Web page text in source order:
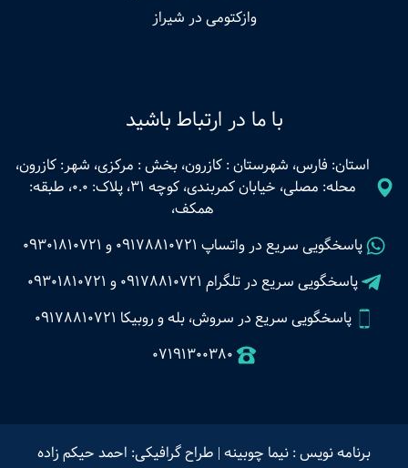
وازکتومی در شیراز
با ما در ارتباط باشید
استان: فارس، شهرستان : کازرون، بخش : مرکزی، شهر: کازرون،
محله: مصلی، خیابان کمربندی، کوچه 31، پلاک: 0.0، طبقه:
همکف،
پاسخگویی سریع در واتساپ 09178810721 و 09301810721
پاسخگویی سریع در تلگرام 09178810721 و 09301810721
پاسخگویی سریع در سروش، بله و روبیکا 09178810721
07191300380
برنامه نویس : نیما چوبینه | طراح گرافیکی: احمد حیکم زاده